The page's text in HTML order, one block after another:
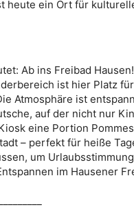
heute ein Ort für
Ab ins Freibad
ist hier Platz
Atmosphäre ist
auf der nicht nur
eine Portion
– perfekt für heiße
um
im Hausener